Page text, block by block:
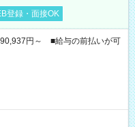
登録・面接OK
円～ ■給与の前払いが可